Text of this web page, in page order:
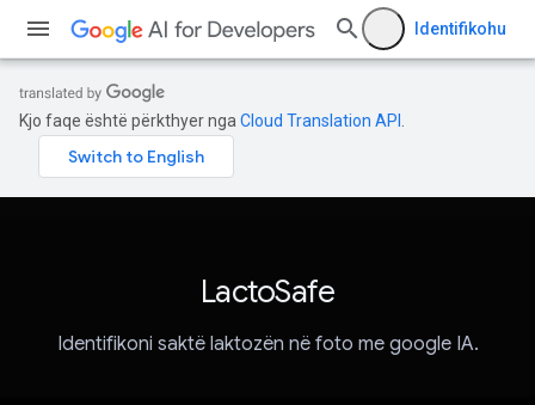
Identifikohu
Kjo faqe është përkthyer nga Cloud Translation API
LactoSafe
Identifikoni saktë laktozën në foto me google IA.